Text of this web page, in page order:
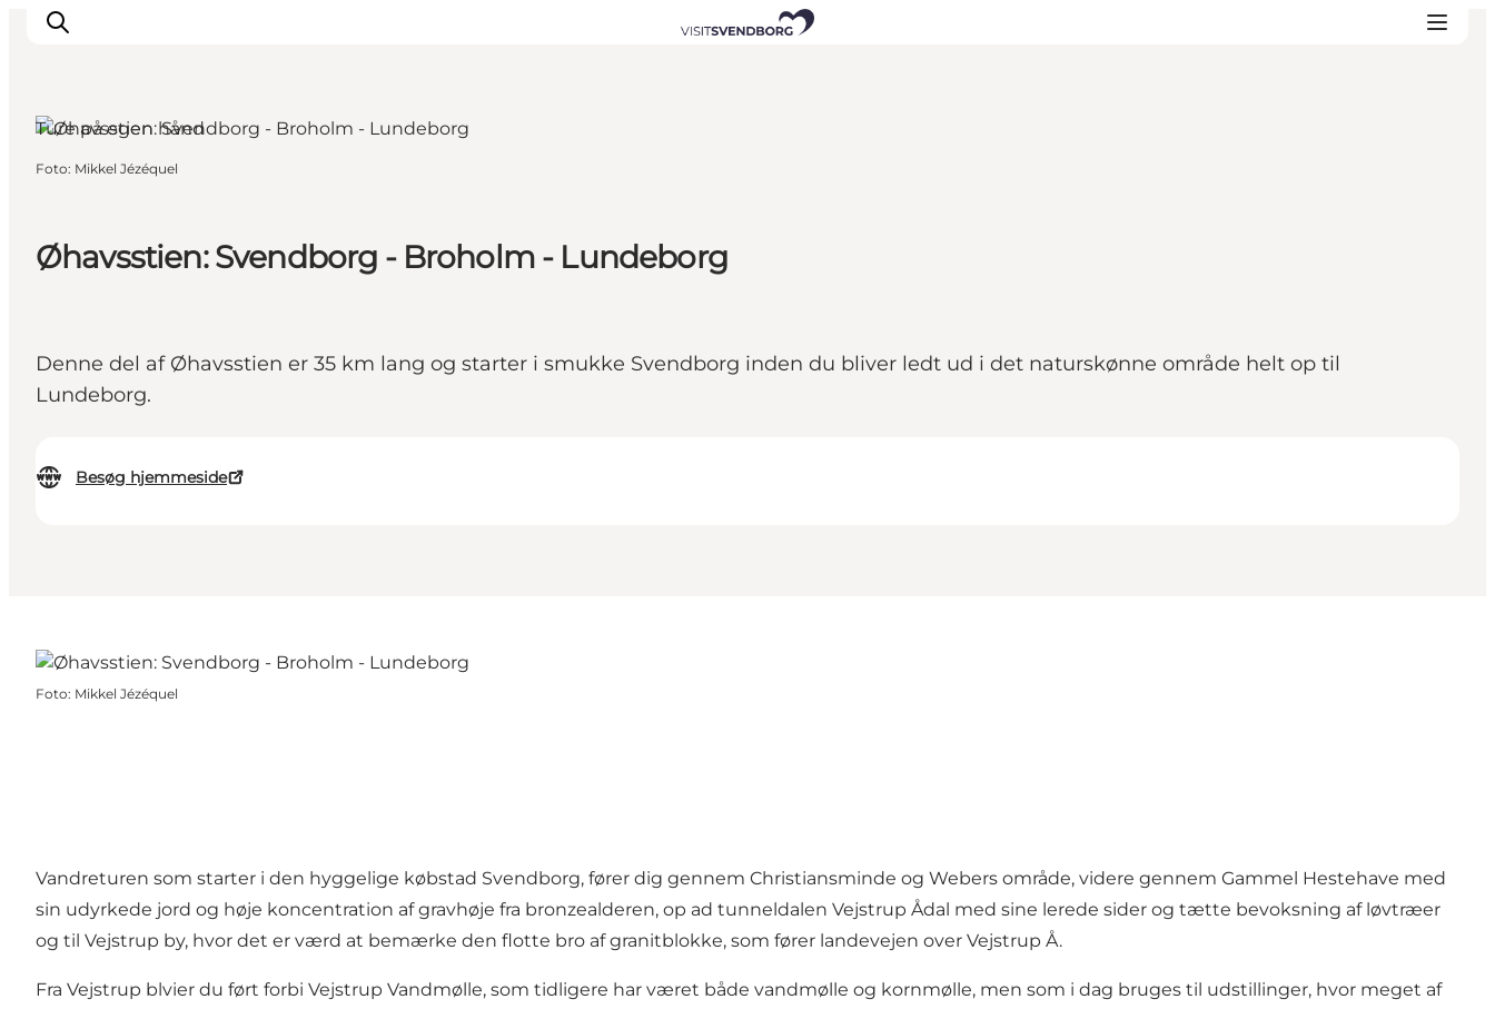
Spis og drik
Øhavsstien: Svendborg - Broholm - Lundeborg
Denne del af Øhavsstien er 35 km lang og starter i smukke Svendborg inden du bliver ledt ud i det naturskønne område helt op til
Lundeborg.
Besøg hjemmeside
Ture på egen hånd
Foto: Mikkel Jézéquel
Foto: Mikkel Jézéquel
Vandreturen som starter i den hyggelige købstad Svendborg, fører dig gennem Christiansminde og Webers område, videre gennem Gammel Hestehave med
sin udyrkede jord og høje koncentration af gravhøje fra bronzealderen, op ad tunneldalen Vejstrup Ådal med sine lerede sider og tætte bevoksning af løvtræer
og til Vejstrup by, hvor det er værd at bemærke den flotte bro af granitblokke, som fører landevejen over Vejstrup Å.
Fra Vejstrup blvier du ført forbi Vejstrup Vandmølle, som tidligere har været både vandmølle og kornmølle, men som i dag bruges til udstillinger, hvor meget af